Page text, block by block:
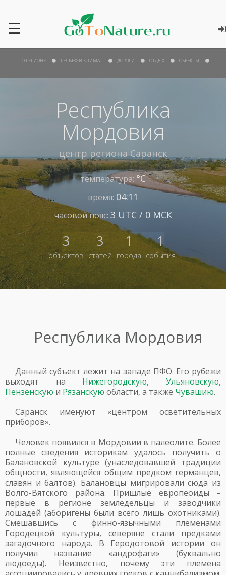
☰
Республика
Мордовия
центр регионаСаранск
температура: °С
время: 04:11
часовой пояс: 3 UTC / 0 МСК
3
объектов
3
статей
1
города
1
события
О РЕГИОНЕ РЕЛЬЕФ И КЛИМАТ ДОРОГИ ОТДЫХ ОБЪЕКТЫ
Республика Мордовия
Данный субъект лежит на западе ПФО. Его рубежи
выходят на Нижегородскую,Ульяновскую,
Пензенскую и Рязанскую области, а также Чувашию.
Саранск именуют «центром осветительных
приборов».
Человек появился в Мордовии в палеолите. Более
полные сведения историкам удалось получить о
Балановской культуре (унаследовавшей традиции
общности, являющейся общим предком германцев,
славян и балтов). Балановцы мигрировали сюда из
Волго-Вятского района. Пришлые европеоиды –
первые в регионе земледельцы и заводчики
лошадей (аборигены были всего лишь охотниками).
Смешавшись с финно-язычными племенами
Городецкой культуры, северяне стали предками
загадочного народа. В Геродотовой истории он
получил название «андрофаги» (буквально
людоеды). Неизвестно, почему эти племена